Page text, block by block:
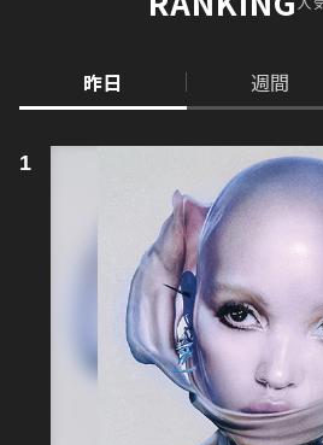
昨日 週間